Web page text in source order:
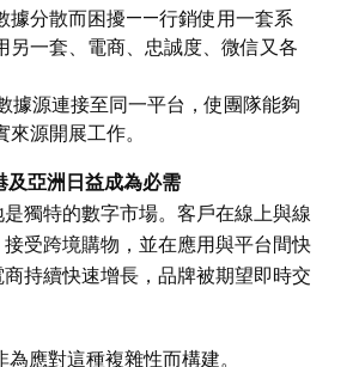
據分散而困擾——行銷使用一套系
另一套、電商、忠誠度、微信又各
據源連接至同一平台，使團隊能夠
源開展工作。
及亞洲日益成為必需
獨特的數字市場。客戶在線上與線
受跨境購物，並在應用與平台間快
持續快速增長，品牌被期望即時交
應對這種複雜性而構建。